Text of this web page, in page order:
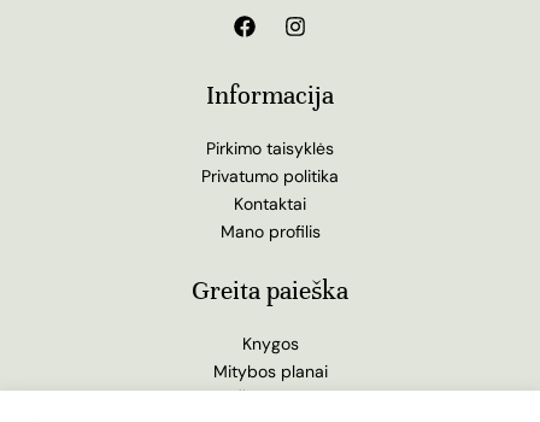
Informacija
Pirkimo taisyklės
Privatumo politika
Kontaktai
Mano profilis
Greita paieška
Knygos
Mitybos planai